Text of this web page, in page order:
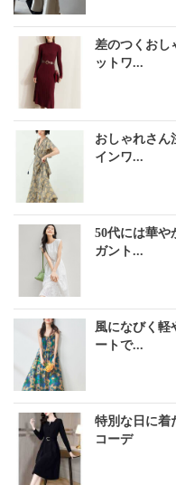
差のつくおし
ットワ...
おしゃれさん
インワ...
50代には華や
ガント...
風になびく
ートで...
特別な日に着
コーデ